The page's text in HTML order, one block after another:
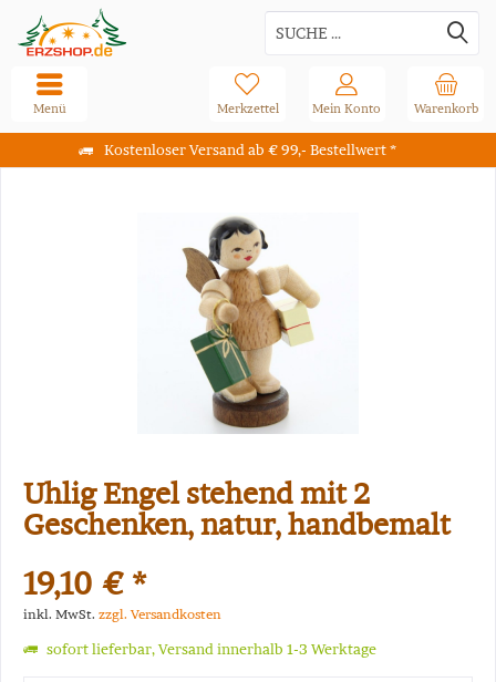
Kostenloser Versand ab € 99,- Bestellwert *
Warenkorb
Merkzettel Mein Konto
Menü
Uhlig Engel stehend mit 2
Geschenken, natur, handbemalt
19,10 € *
inkl. MwSt. zzgl. Versandkosten
sofort lieferbar, Versand innerhalb 1-3 Werktage